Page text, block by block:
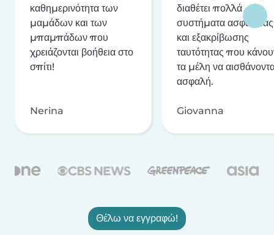
καθημερινότητα των
μαμάδων και των
μπαμπάδων που
χρειάζονται βοήθεια στο
σπίτι!
Nerina
διαθέτει πολλά
συστήματα ασφαλείας
και εξακρίβωσης
ταυτότητας που
τα μέλη να
ασφαλή.
Giovanna
Θέλω να εγγραφώ!